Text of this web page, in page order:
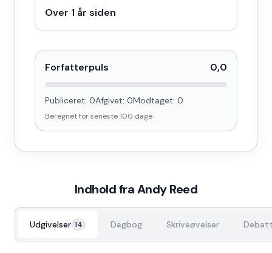
Over 1 år siden
Forfatterpuls 0,0
Publiceret: 0Afgivet: 0Modtaget: 0
Beregnet for seneste100 dage
Indhold fraAndy Reed
Udgivelser 14 Dagbog Skriveøvelser